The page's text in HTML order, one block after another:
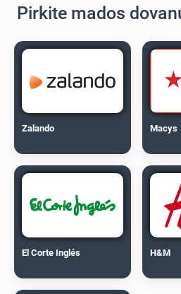
Pirkite mados
Zalando Macys
El Corte Inglés H&M